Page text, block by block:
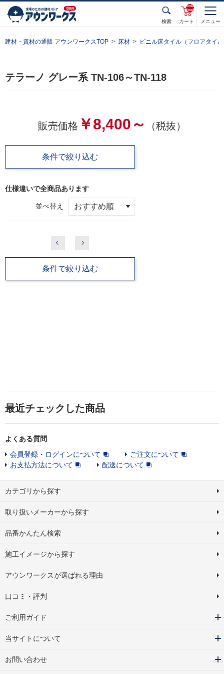
検索 カート
unde
fined
メニュー
建材・資材の通販 アウンワークスTOP 床材 ビニル床タイル（フロアタイ
テラーノ グレー系 TN-106～TN-118
販売価格 ￥8,400～ （税抜）
条件で絞り込む
仕様違いで全商品あります
並べ替え
条件で絞り込む
最近チェックした商品
よくある質問
会員登録・ログインについて
ご注文について
お支払方法について
配送について
カテゴリから探す
取り扱いメーカーから探す
品番かんたん検索
施工イメージから探す
アウンワークスが選ばれる理由
口コミ・評判
ご利用ガイド
当サイトについて
お問い合わせ